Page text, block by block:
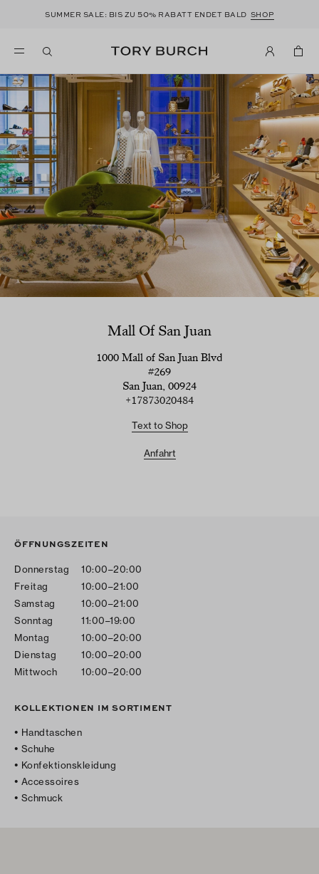
SUMMER SALE: BIS ZU50% RABATT ENDET BALD SHOP
Mall Of San Juan
1000 Mall of San Juan Blvd
#269
San Juan, 00924
+17873020484
Text to Shop
Anfahrt
ÖFFNUNGSZEITEN
Donnerstag
10:00–20:00
Freitag
10:00–21:00
Samstag
10:00–21:00
Sonntag
11:00–19:00
Montag
10:00–20:00
Dienstag
10:00–20:00
Mittwoch
10:00–20:00
KOLLEKTIONEN IM SORTIMENT
Handtaschen
Schuhe
Konfektionskleidung
Accessoires
Schmuck